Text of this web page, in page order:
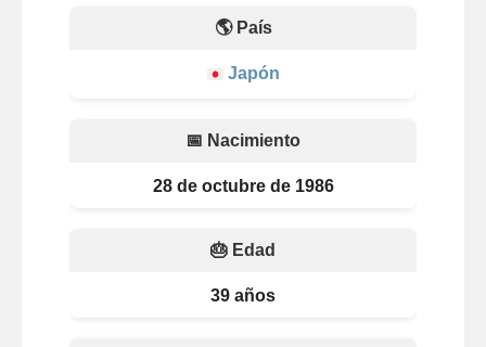
🌎 País
Japón
📅 Nacimiento
28 de octubre de 1986
🎂 Edad
39 años